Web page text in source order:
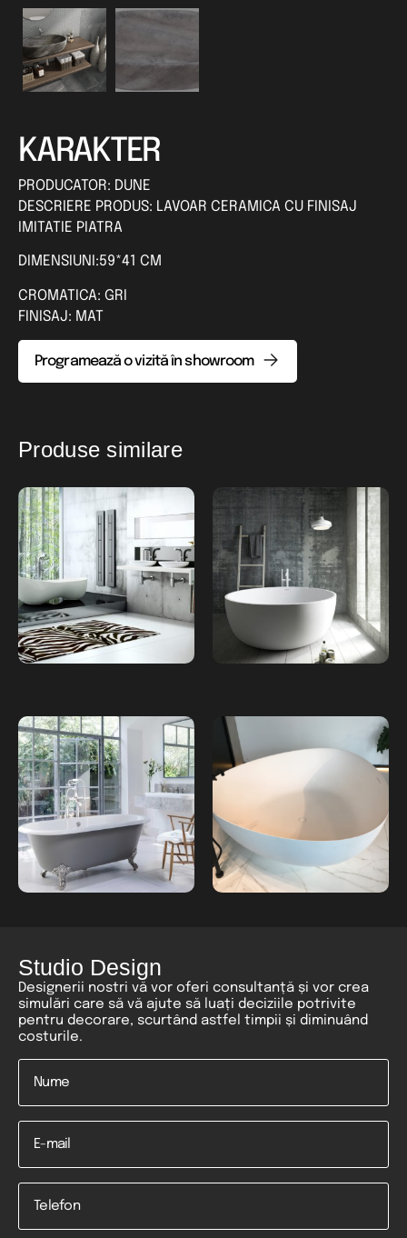
KARAKTER
PRODUCATOR: DUNE
DESCRIERE PRODUS: LAVOAR CERAMICA CU FINISAJ
IMITATIE PIATRA
DIMENSIUNI:59*41 CM
CROMATICA: GRI
FINISAJ: MAT
Programează o vizită în showroom
Produse similare
Studio Design
Designerii nostri vă vor oferi consultanță și vor crea
simulări care să vă ajute să luați deciziile potrivite
pentru decorare, scurtând astfel timpii și diminuând
costurile.
Nume
Email
Telefon